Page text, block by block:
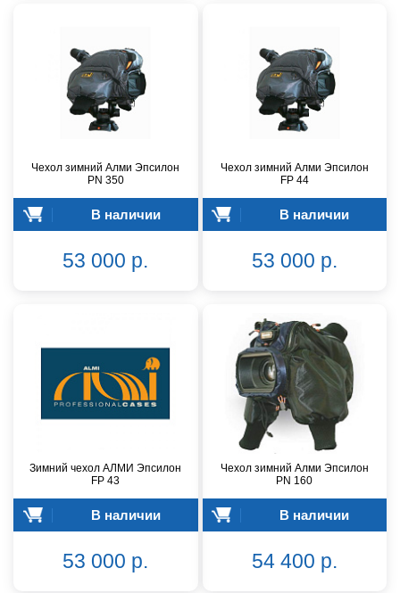
Чехол зимний Алми Эпсилон
PN 350
В наличии
53 000 р.
Чехол зимний Алми Эпсилон
FР 44
В наличии
53 000 р.
Зимний чехол АЛМИ Эпсилон
FР 43
В наличии
53 000 р.
Чехол зимний Алми Эпсилон
PN 160
В наличии
54 400 р.